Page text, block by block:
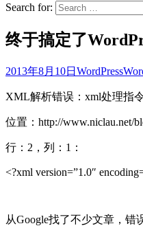
Search for:
终于搞定了
2013年8月10日 WordPress
XML解析错误：xml处理指
位置：http://www.niclau.net/
行：2，列：1：
<?xml version=”1.0″
从Google找了不少文章，错